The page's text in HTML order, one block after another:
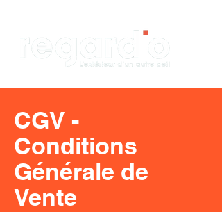
CGV -
Conditions
Générale de
Vente